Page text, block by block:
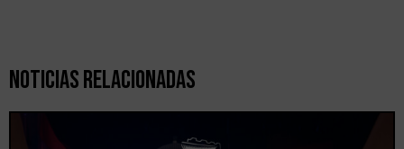
Noticias Relacionadas